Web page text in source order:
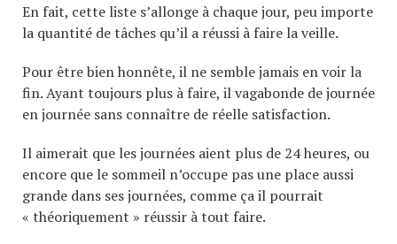
En fait, cette liste s’allonge à chaque jour, peu importe
la quantité de tâches qu’il a réussi à faire la veille.
Pour être bien honnête, il ne semble jamais en voir la
fin. Ayant toujours plus à faire, il vagabonde de journée
en journée sans connaître de réelle satisfaction.
Il aimerait que les journées aient plus de 24 heures, ou
encore que le sommeil n’occupe pas une place aussi
grande dans ses journées, comme ça il pourrait
« théoriquement » réussir à tout faire.